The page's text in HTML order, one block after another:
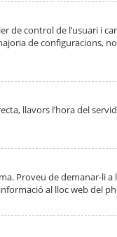
de control de l’usuari i
de configuracions,
llavors l’hora del
Proveu de demanar-li
al lloc web del